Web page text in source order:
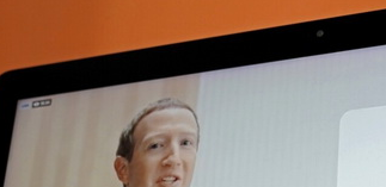
Наука
Периферія
Софт